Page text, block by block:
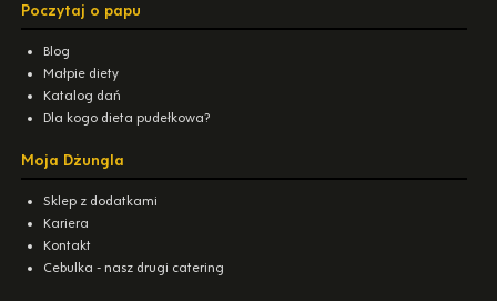
Poczytaj o papu
Blog
Małpie diety
Katalog dań
Dla kogo dieta pudełkowa?
Moja Dżungla
Sklep z dodatkami
Kariera
Kontakt
Cebulka - nasz drugi catering